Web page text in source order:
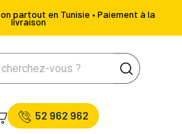
partout en Tunisie • Paiement à la
livraison
52 962 962